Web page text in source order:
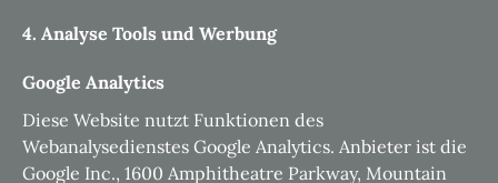
4. Analyse Tools und Werbung
Google Analytics
Diese Website nutzt Funktionen des
Webanalysedienstes Google Analytics. Anbieter ist die
Google Inc., 1600 Amphitheatre Parkway, Mountain